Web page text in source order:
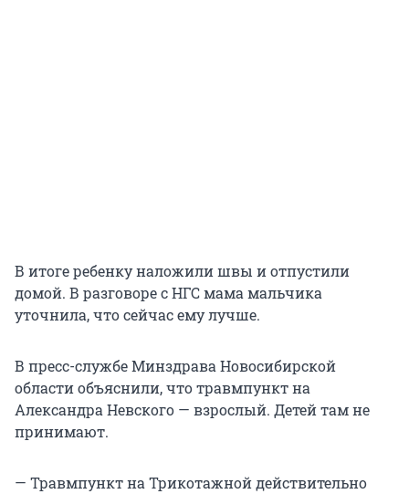
В итоге ребенку наложили швы и отпустили
домой. В разговоре с НГС мама мальчика
уточнила, что сейчас ему лучше.
В пресс-службе Минздрава Новосибирской
области объяснили, что травмпункт на
Александра Невского — взрослый. Детей там не
принимают.
— Травмпункт на Трикотажной действительно